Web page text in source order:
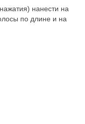
нанести на
по длине и на